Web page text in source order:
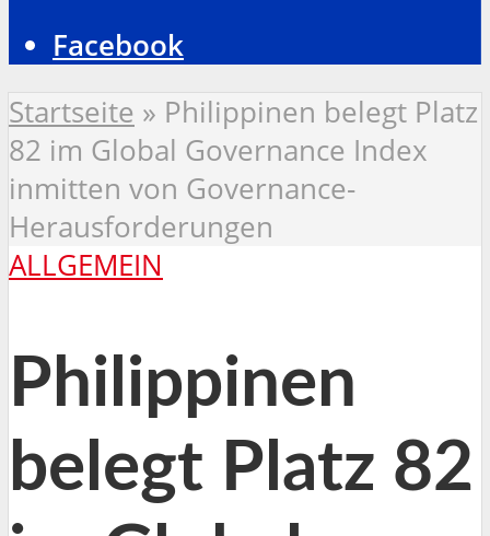
Facebook
Startseite » Philippinen belegt Platz
82 im Global Governance Index
inmitten von Governance-
Herausforderungen
ALLGEMEIN
Philippinen
belegt Platz 82